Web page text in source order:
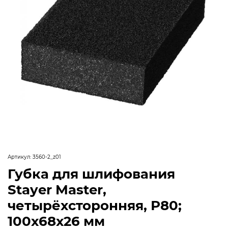
Артикул: 3560-2_z01
Губка для шлифования
Stayer Master,
четырёхсторонняя, Р80;
100x68x26 мм